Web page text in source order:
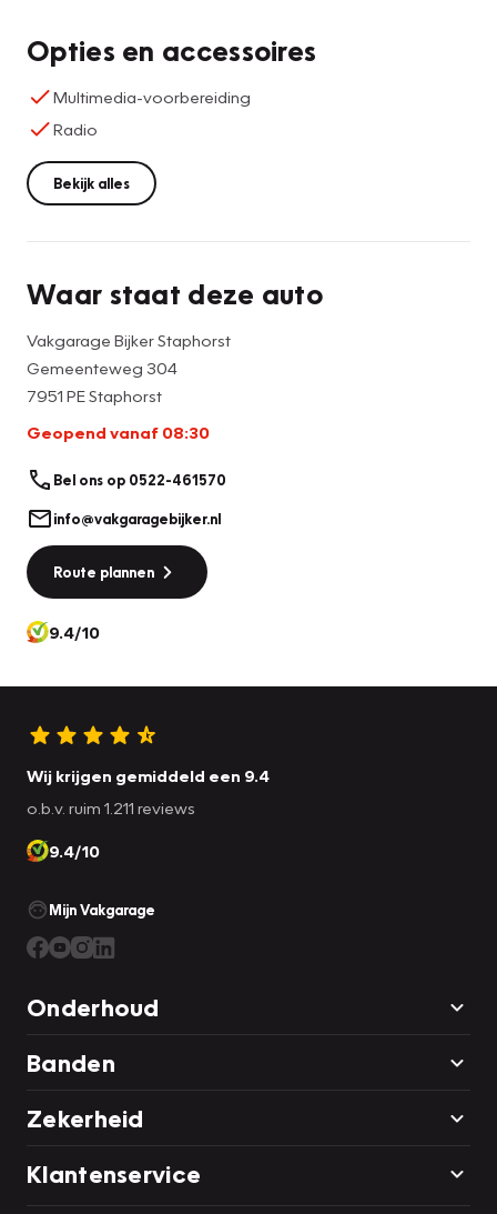
Opties en accessoires
Multimedia-voorbereiding
Radio
Bekijk alles
Waar staat deze auto
Vakgarage Bijker Staphorst
Gemeenteweg 304
7951 PE Staphorst
Geopend vanaf 08:30
Bel ons op 0522-461570
info@vakgaragebijker.nl
Route plannen
9.4/10
Wij krijgen gemiddeld een 9.4
o.b.v. ruim 1.211 reviews
9.4/10
Mijn Vakgarage
Onderhoud
Banden
Zekerheid
Klantenservice